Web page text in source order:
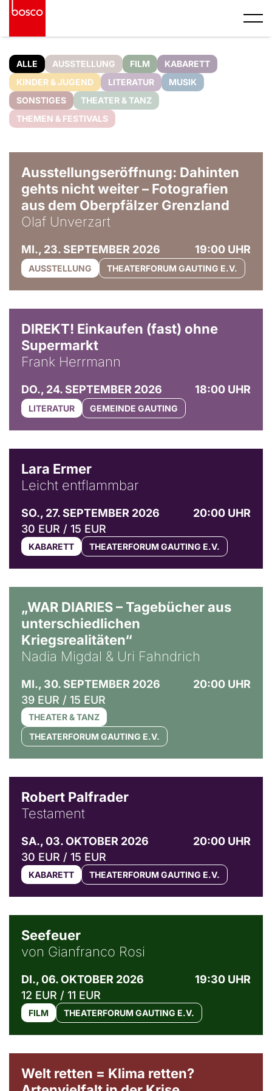
ALLE AUSSTELLUNG FILM
KABARETT
KINDER & JUGEND
LITERATUR
MUSIK
SONSTIGES
THEATER & TANZ
THEMEN & FESTIVALS
Ausstellungseröffnung: Dahinten
gehts nicht weiter – Fotografien
aus dem Oberpfälzer Grenzland
Olaf Unverzart
MI., 23. SEPTEMBER 2026 19:00 UHR
AUSSTELLUNG THEATERFORUM GAUTING E.V.
DIREKT! Einkaufen (fast) ohne
Supermarkt
Frank Herrmann
DO., 24. SEPTEMBER 2026 18:00 UHR
LITERATUR GEMEINDE GAUTING
Lara Ermer
Leicht entflammbar
SO., 27. SEPTEMBER 2026
20:00 UHR
30 EUR / 15 EUR
KABARETT THEATERFORUM GAUTING E.V.
„WAR DIARIES – Tagebücher aus
unterschiedlichen
Kriegsrealitäten“
Nadia Migdal & Uri Fahndrich
MI., 30. SEPTEMBER 2026
20:00 UHR
39 EUR / 15 EUR
THEATER & TANZ
THEATERFORUM GAUTING E.V.
Robert Palfrader
Testament
SA., 03. OKTOBER 2026
20:00 UHR
30 EUR / 15 EUR
KABARETT THEATERFORUM GAUTING E.V.
Seefeuer
von Gianfranco Rosi
DI., 06. OKTOBER 2026
19:30 UHR
12 EUR / 11 EUR
FILM THEATERFORUM GAUTING E.V.
Welt retten = Klima retten?